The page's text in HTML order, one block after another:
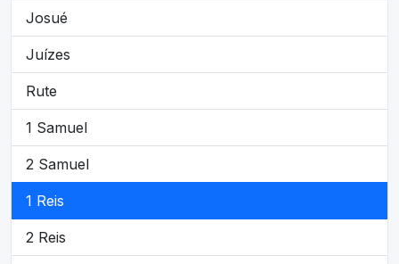
Josué
Juízes
Rute
1 Samuel
2 Samuel
1 Reis
2 Reis